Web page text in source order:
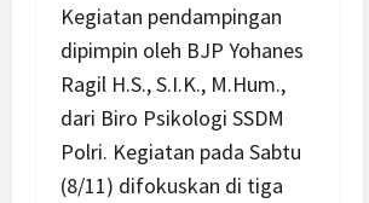
Kegiatan pendampingan
dipimpin oleh BJP Yohanes
Ragil H.S., S.I.K., M.Hum.,
dari Biro Psikologi SSDM
Polri. Kegiatan pada Sabtu
(8/11) difokuskan di tiga